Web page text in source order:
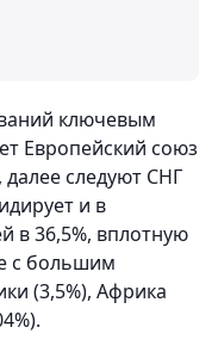
ключевым
Европейский союз
далее следуют СНГ
и в
в 36,5%, вплотную
с большим
(3,5%), Африка